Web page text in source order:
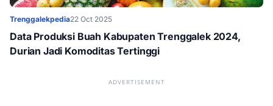
Trenggalekpedia22 Oct 2025
Data Produksi Buah Kabupaten Trenggalek 2024,
Durian Jadi Komoditas Tertinggi
ADVERTISEMENT